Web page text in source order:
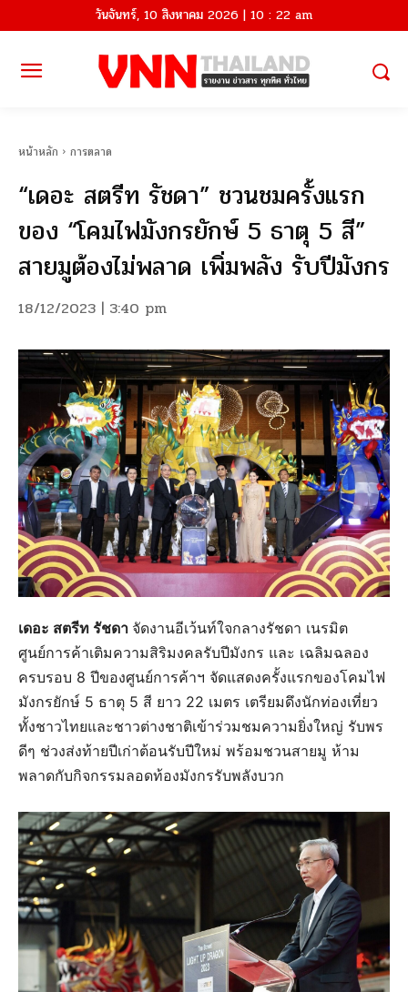
วันจันทร์, 10 สิงหาคม 2026 | 10 : 22 am
หน้าหลัก การตลาด
“เดอะ สตรีท รัชดา” ชวนชมครั้งแรก
ของ “โคมไฟมังกรยักษ์ 5 ธาตุ 5 สี”
สายมูต้องไม่พลาด เพิ่มพลัง รับปีมังกร
18/12/2023 | 3:40 pm
เดอะ สตรีท รัชดา จัดงานอีเว้นท์ใจกลางรัชดา เนรมิต
ศูนย์การค้าเติมความสิริมงคลรับปีมังกร และ เฉลิมฉลอง
ครบรอบ 8 ปีของศูนย์การค้าฯ จัดแสดงครั้งแรกของโคมไฟ
มังกรยักษ์ 5 ธาตุ 5 สี ยาว 22 เมตร เตรียมดึงนักท่องเที่ยว
ทั้งชาวไทยและชาวต่างชาติเข้าร่วมชมความยิ่งใหญ่ รับพร
ดีๆ ช่วงส่งท้ายปีเก่าต้อนรับปีใหม่ พร้อมชวนสายมู ห้าม
พลาดกับกิจกรรมลอดท้องมังกรรับพลังบวก